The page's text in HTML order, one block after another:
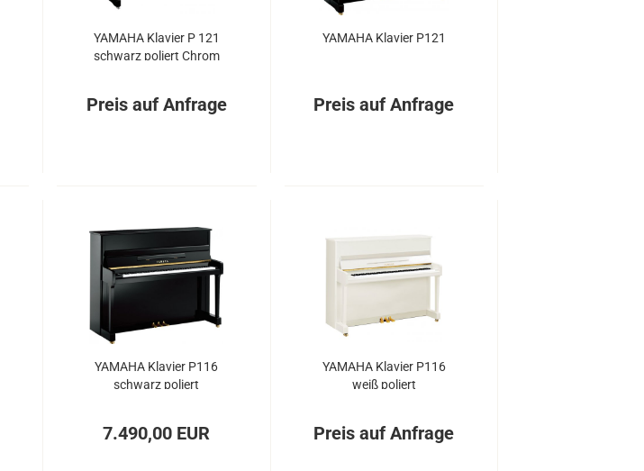
YA­MA­HA Kla­vier P 121
schwarz po­liert Chrom
Preis auf Anfrage
YA­MA­HA Kla­vier P121
Preis auf Anfrage
YA­MA­HA Kla­vier P116
schwarz po­liert
7.490,00 EUR
YA­MA­HA Kla­vier P116
weiß po­liert
Preis auf Anfrage